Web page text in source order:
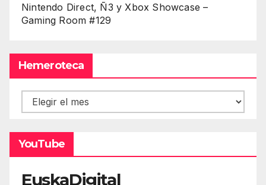
Nintendo Direct, Ñ3 y Xbox Showcase –
Gaming Room #129
Hemeroteca
Hemeroteca
YouTube
EuskaDigital